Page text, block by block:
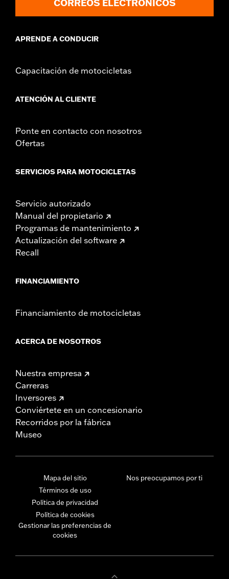
CORREOS ELECTRÓNICOS
APRENDE A CONDUCIR
Capacitación de motocicletas
ATENCIÓN AL CLIENTE
Ponte en contacto con nosotros
Ofertas
SERVICIOS PARA MOTOCICLETAS
Servicio autorizado
Manual del propietario
Programas de mantenimiento
Actualización del software
Recall
FINANCIAMIENTO
Financiamiento de motocicletas
ACERCA DE NOSOTROS
Nuestra empresa
Carreras
Inversores
Conviértete en un concesionario
Recorridos por la fábrica
Museo
Mapa del sitio
Términos de uso
Política de privacidad
Política de cookies
Gestionar las preferencias de
cookies
Nos preocupamos por ti